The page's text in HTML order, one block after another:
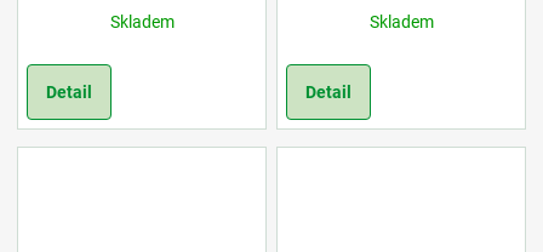
Skladem
Detail
Skladem
Detail